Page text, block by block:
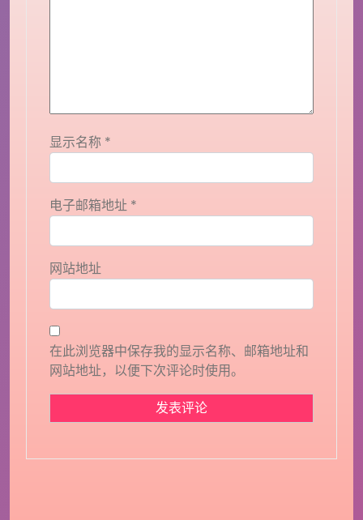
显示名称 *
电子邮箱地址 *
网站地址
在此浏览器中保存我的显示名称、邮箱地址和
网站地址，以便下次评论时使用。